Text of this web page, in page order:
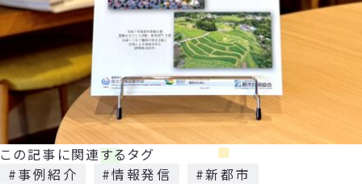
この記事に関連するタグ
#事例紹介
#情報発信
#新都市